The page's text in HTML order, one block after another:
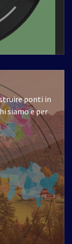
ponti in
siamo e per